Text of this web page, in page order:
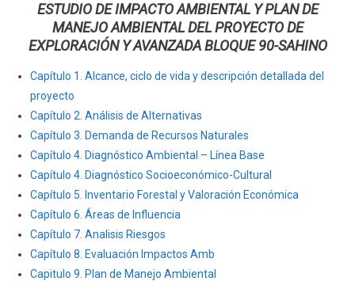
DE
IMPACTO
AMBIENTAL
MANEJO
AMBIENTAL
DEL
PROYECTO
DE
EXPLORACIÓN
Y
AVANZADA
BLOQUE
ESTUDIO DE IMPACTO AMBIENTAL Y PLAN DE
MANEJO AMBIENTAL DEL PROYECTO DE
EXPLORACIÓN Y AVANZADA BLOQUE 90-SAHINO
Capítulo 1. Alcance, ciclo de vida y descripción detallada del
proyecto
Capítulo 2. Análisis de Alternativas
Capítulo 3. Demanda de Recursos Naturales
Capítulo 4. Diagnóstico Ambiental – Línea Base
Capítulo 4. Diagnóstico Socioeconómico-Cultural
Capítulo 5. Inventario Forestal y Valoración Económica
Capítulo 6. Áreas de Influencia
Capítulo 7. Analisis Riesgos
Capítulo 8. Evaluación Impactos Amb
Capitulo 9. Plan de Manejo Ambiental